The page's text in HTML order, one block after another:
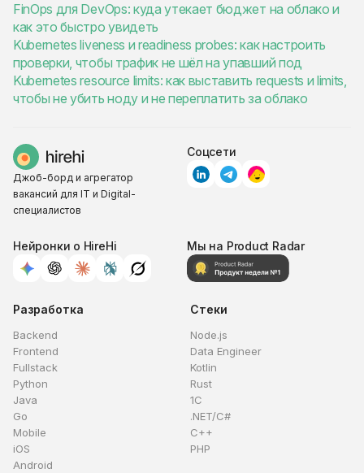
FinOps для DevOps: куда утекает бюджет на облако и
как это быстро увидеть
Kubernetes liveness и readiness probes: как настроить
проверки, чтобы трафик не шёл на упавший под
Kubernetes resource limits: как выставить requests и limits,
чтобы не убить ноду и не переплатить за облако
Джоб-борд и агрегатор
вакансий для IT и Digital-
специалистов
Соцсети
Нейронки о HireHi Мы на Product Radar
Разработка
Backend
Frontend
Fullstack
Python
Java
Go
Mobile
iOS
Android
Стеки
Node.js
Data Engineer
Kotlin
Rust
1C
.NET/C#
C++
PHP